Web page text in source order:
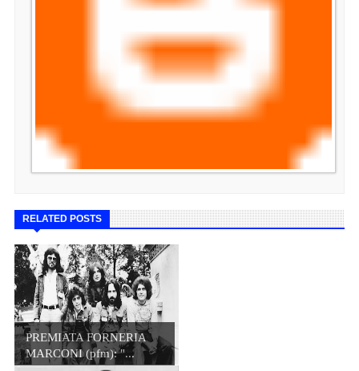
RELATED POSTS
PREMIATA FORNERIA
MARCONI (pfm): "...